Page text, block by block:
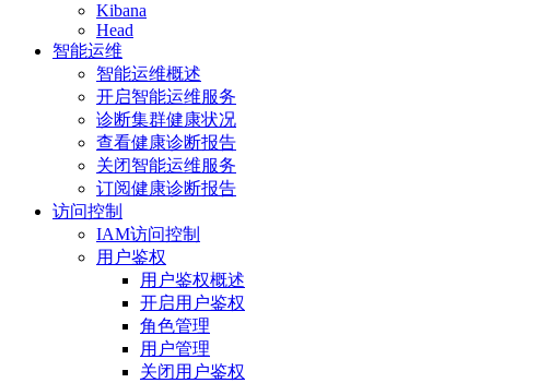
Kibana
Head
智能运维
智能运维概述
开启智能运维服务
诊断集群健康状况
查看健康诊断报告
关闭智能运维服务
订阅健康诊断报告
访问控制
IAM访问控制
用户鉴权
用户鉴权概述
开启用户鉴权
角色管理
用户管理
关闭用户鉴权